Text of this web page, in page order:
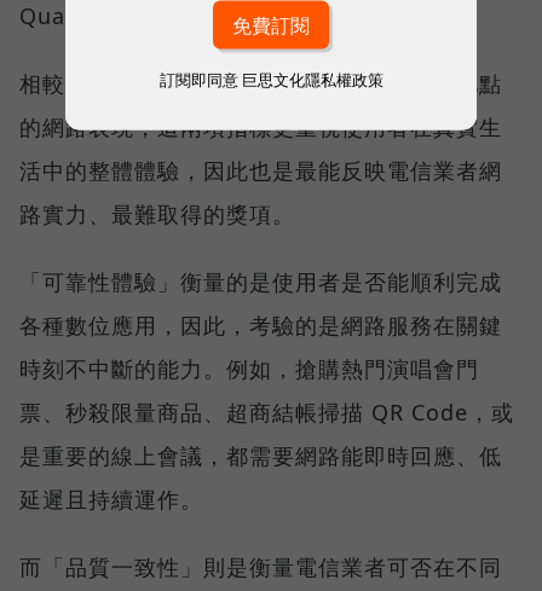
Quality）。
相較於傳統下載速度只反映單一時間、單一地點
的網路表現，這兩項指標更重視使用者在真實生
活中的整體體驗，因此也是最能反映電信業者網
路實力、最難取得的獎項。
「可靠性體驗」衡量的是使用者是否能順利完成
各種數位應用，因此，考驗的是網路服務在關鍵
時刻不中斷的能力。例如，搶購熱門演唱會門
票、秒殺限量商品、超商結帳掃描 QR Code，或
是重要的線上會議，都需要網路能即時回應、低
延遲且持續運作。
而「品質一致性」則是衡量電信業者可否在不同
訂閱即同意 巨思文化隱私權政策